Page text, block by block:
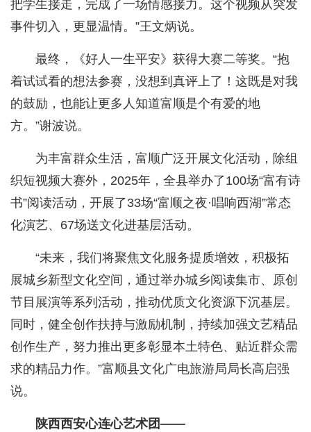
把学生接走，完成了一场情感接力。这个视频从突发
事件切入，更显温情。”王文炳说。
最终，《好人一生平安》获得大赛二等奖。“抱
着试试看的想法参赛，没想到真评上了！这既是对我
的鼓励，也能让更多人知道富顺是个有爱的地
方。”谢波说。
为丰富群众生活，富顺广泛开展文化活动，除组
织短视频大赛外，2025年，全县举办了100场“富有诗
书”阅读活动，开展了33场“富顺之夜·唱响西湖”常态
化演艺、67场送文化进基层活动。
“未来，我们将聚焦文化服务提质增效，积极拓
展城乡新型文化空间，通过举办城乡阅读集市、原创
节目展演等系列活动，推动优质文化资源下沉基层。
同时，健全创作扶持与激励机制，持续加强文艺精品
创作生产，努力推出更多彰显本土特色、贴近群众需
求的精品力作。”富顺县文化广电旅游局局长高启强
说。
陕西西安心连心艺术团——